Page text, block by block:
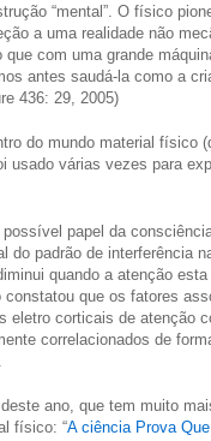
“mental”. O físico
a uma realidade não
com uma grande
antes saudá-la como a
436: 29, 2005)
do mundo material físico
várias vezes para
papel da
do padrão de interferência
quando a atenção
que os fatores
corticais de atenção
correlacionados de
ano, que tem muito
físico: “A ciência Prova